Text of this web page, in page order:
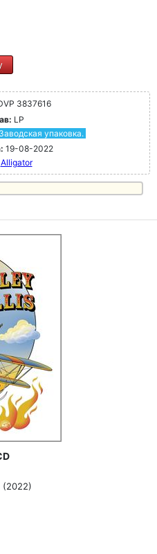
3837616
LP
упаковка.
19-08-2022
Alligator
(2022)